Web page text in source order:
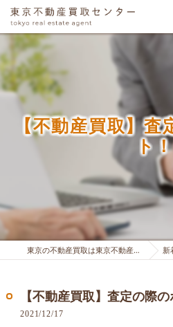
【不動産買取】
ト
東京の不動産買取は東京不動産買取センター 新着
【不動産買取】査定の際の
2021/12/17